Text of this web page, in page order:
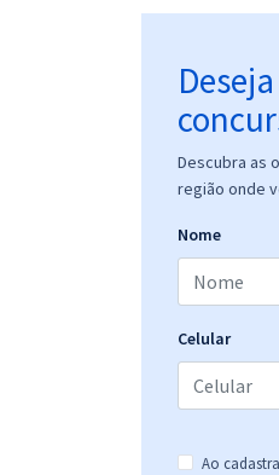
Descubra as
região onde
Nome
Celular
Ao